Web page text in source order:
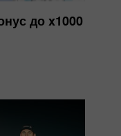
до x1000